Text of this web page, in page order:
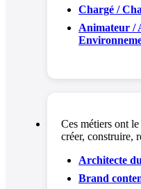
Chargé /
Animateur /
Ces métiers ont
créer, construire,
Architecte
Brand